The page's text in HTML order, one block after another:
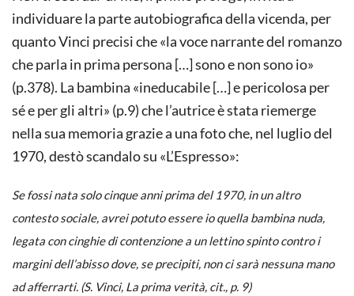
individuare la parte autobiografica della vicenda, per
quanto Vinci precisi che «la voce narrante del romanzo
che parla in prima persona […] sono e non sono io»
(p.378). La bambina «ineducabile […] e pericolosa per
sé e per gli altri» (p.9) che l’autrice è stata riemerge
nella sua memoria grazie a una foto che, nel luglio del
1970, destò scandalo su «L’Espresso»:
Se fossi nata solo cinque anni prima del 1970, in un altro
contesto sociale, avrei potuto essere io quella bambina nuda,
legata con cinghie di contenzione a un lettino spinto contro i
margini dell’abisso dove, se precipiti, non ci sarà nessuna mano
ad afferrarti. (S. Vinci, La prima verità, cit., p. 9)